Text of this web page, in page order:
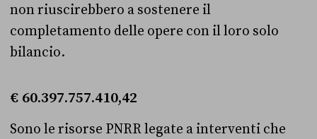
non riuscirebbero a sostenere il
completamento delle opere con il loro solo
bilancio.
€ 60.397.757.410,42
Sono le risorse PNRR legate a interventi che